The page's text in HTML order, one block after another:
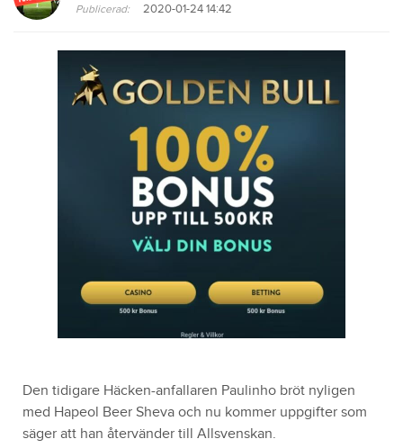
Publicerad: 2020-01-24 14:42
Den tidigare Häcken-anfallaren Paulinho bröt nyligen
med Hapeol Beer Sheva och nu kommer uppgifter som
säger att han återvänder till Allsvenskan.